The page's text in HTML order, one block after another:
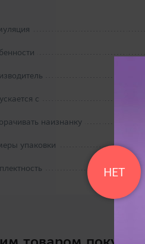
с
наизнанку
упаковки
НЕТ